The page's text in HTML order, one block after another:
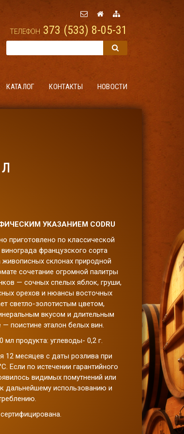
ТЕЛЕФОН 373 (533) 8-05-31
КАТАЛОГ КОНТАКТЫ НОВОСТИ
УКАЗАНИЕМ CODRU
приготовлено по классической
французского сорта
склонах природной
сочетание огромной палитры
— сочных спелых яблок, груши,
орехов и нюансы восточных
светло-золотистым цветом,
вкусом и длительным
поистине эталон белых вин.
продукта: углеводы- 0,2 г.
12 месяцев с даты розлива при
Если по истечении гарантийного
видимых помутнений или
дальнейшему использованию и